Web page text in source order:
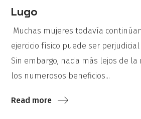
Lugo
Muchas mujeres todavía
ejercicio físico puede ser
Sin embargo, nada más lejos de la
los numerosos beneficios...
Read more